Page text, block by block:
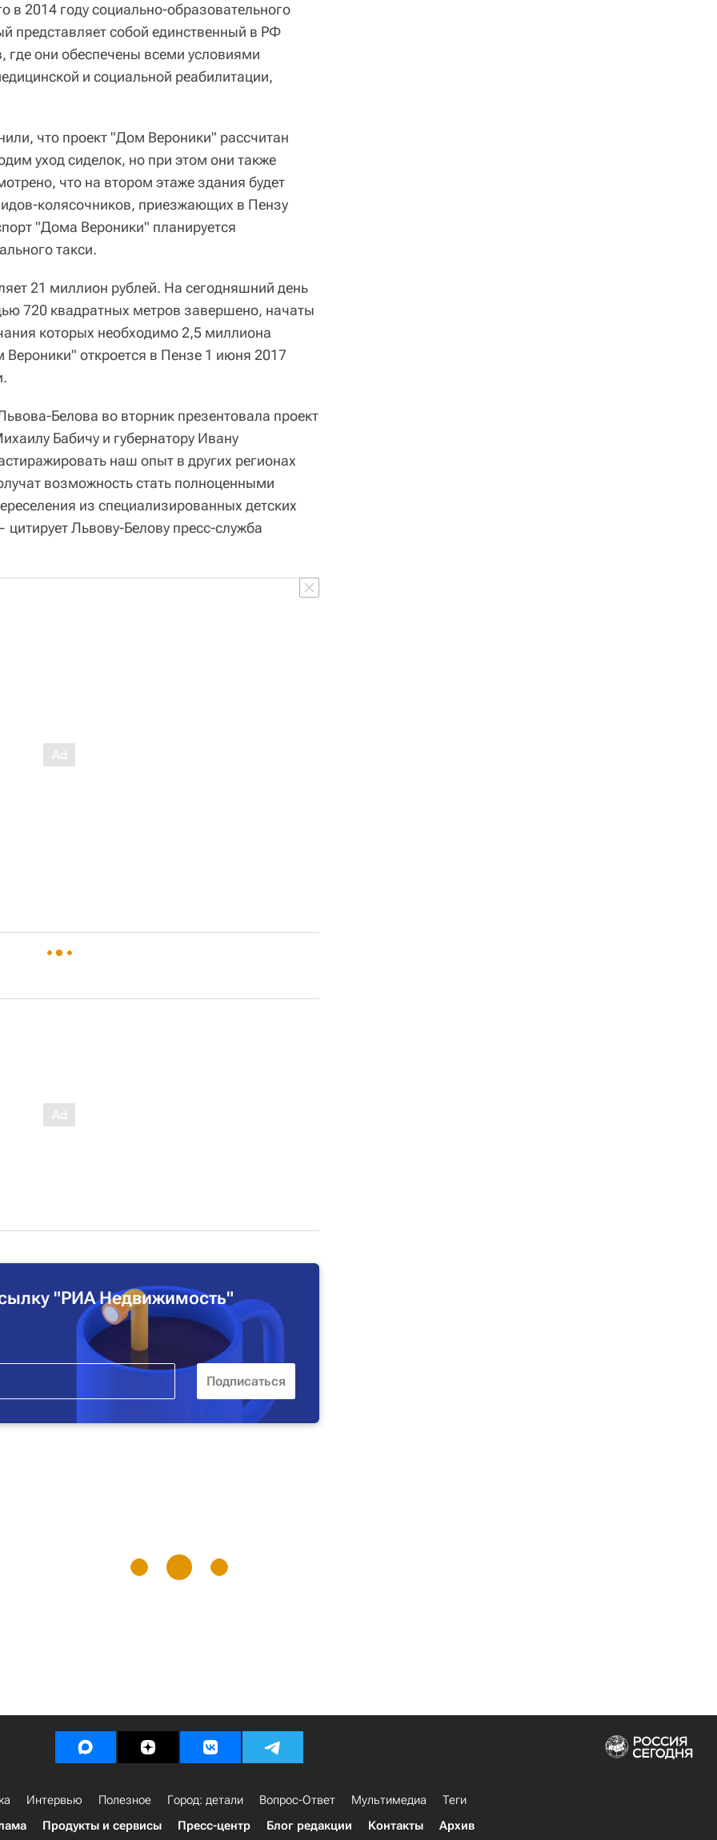
в 2014 году социально-образовательного
представляет собой единственный в РФ
где они обеспечены всеми условиями
и социальной реабилитации,
что проект "Дом Вероники" рассчитан
уход сиделок, но при этом они также
что на втором этаже здания будет
колясочников, приезжающих в Пензу
"Дома Вероники" планируется
такси.
21 миллион рублей. На сегодняшний день
720 квадратных метров завершено, начаты
которых необходимо 2,5 миллиона
откроется в Пензе 1 июня 2017
Белова во вторник презентовала проект
Бабичу и губернатору Ивану
наш опыт в других регионах
возможность стать полноценными
из специализированных детских
Львову-Белову пресс-служба
"РИА Недвижимость"
Интервью Полезное Город: детали Вопрос-Ответ Мультимедиа
Теги
Продукты и сервисы Пресс-центр Блог редакции Контакты Архив